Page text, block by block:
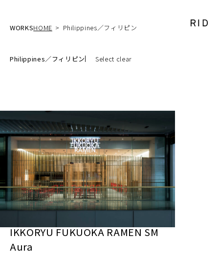
WORKSHOME Philippines／フィリピン
Philippines／フィリピン Select clear
IKKORYU FUKUOKA RAMEN SM
Aura